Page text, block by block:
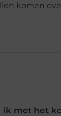
komen
ik met het